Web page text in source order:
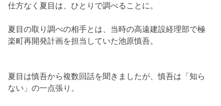
仕方なく夏目は、ひとりで調べることに。
夏目の取り調べの相手とは、当時の高遠建設経理部で極
楽町再開発計画を担当していた池原慎吾。
夏目は慎吾から複数回話を聞きましたが、慎吾は「知ら
ない」の一点張り。